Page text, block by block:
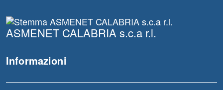
ASMENET CALABRIA s.c.a r.l.
Informazioni